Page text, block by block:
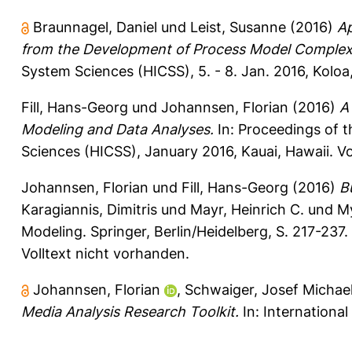
Braunnagel, Daniel und Leist, Susanne (2016)
from the Development of Process Model
System Sciences (HICSS), 5. - 8. Jan. 2016,
Fill, Hans-Georg und Johannsen, Florian (2016)
Modeling and Data Analyses. In: Proceedings of
Sciences (HICSS), January 2016, Kauai, Hawaii.
Johannsen, Florian und Fill, Hans-Georg (2016)
Karagiannis, Dimitris und Mayr, Heinrich C. und
Modeling. Springer, Berlin/Heidelberg, S. 217-
Volltext nicht vorhanden.
Johannsen, Florian , Schwaiger, Josef
Media Analysis Research Toolkit. In: